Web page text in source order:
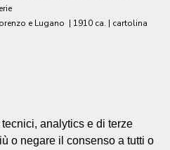
e Lugano | 1910 ca. | cartolina
analytics e di terze
o negare il consenso a tutti o